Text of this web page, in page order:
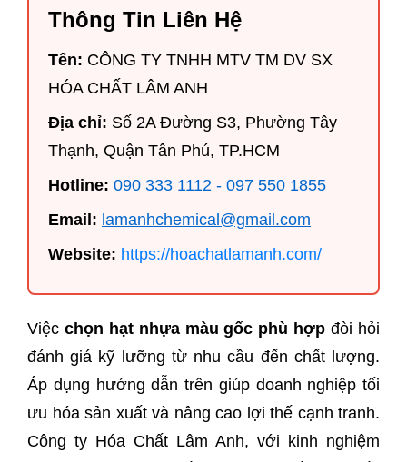
Thông Tin Liên Hệ
Tên: CÔNG TY TNHH MTV TM DV SX
HÓA CHẤT LÂM ANH
Địa chỉ: Số 2A Đường S3, Phường Tây
Thạnh, Quận Tân Phú, TP.HCM
Hotline: 090 333 1112 - 097 550 1855
Email: lamanhchemical@gmail.com
Website: https://hoachatlamanh.com/
Việc chọn hạt nhựa màu gốc phù hợp đòi hỏi
đánh giá kỹ lưỡng từ nhu cầu đến chất lượng.
Áp dụng hướng dẫn trên giúp doanh nghiệp tối
ưu hóa sản xuất và nâng cao lợi thế cạnh tranh.
Công ty Hóa Chất Lâm Anh, với kinh nghiệm